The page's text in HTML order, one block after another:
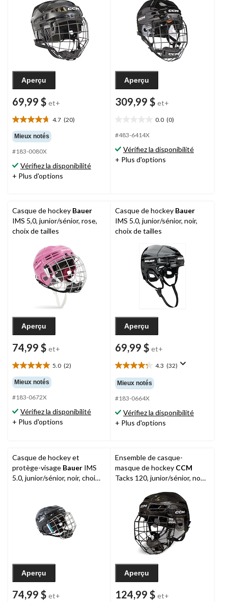
Aperçu
69,99 $ et+
4.7 (20)
4.7
étoile(s)
sur
5.
20
évaluations
Mieux notés
#183-0080X
Vérifiez la disponibilité
+ Plus d'options
Aperçu
309,99 $ et+
0.0 (0)
étoile(s)
5.
#483-6414X
Vérifiez la disponibilité
+ Plus d'options
Casque de hockey Bauer
IMS 5,0, junior/sénior, rose,
choix de tailles
Aperçu
74,99 $ et+
5.0 (2)
5.0
étoile(s)
sur
5.
2
évaluations
Mieux notés
#183-0672X
Vérifiez la disponibilité
+ Plus d'options
Casque de hockey Bauer
IMS 5.0, junior/sénior, noir,
choix de tailles
Aperçu
69,99 $ et+
4.3 (32)
4.3
étoile(s)
sur
5.
32
évaluations
Mieux notés
#183-0664X
Vérifiez la disponibilité
+ Plus d'options
Casque de hockey et
protège-visage Bauer IMS
5.0, junior/sénior, noir, choix
Aperçu
74,99 $ et+
Ensemble de casque-
masque de hockey CCM
Tacks 120, junior/sénior, noir,
Aperçu
124,99 $ et+